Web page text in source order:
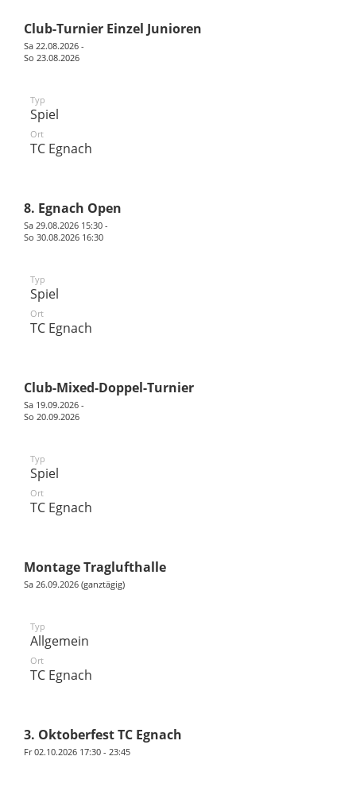
Club-Turnier Einzel Junioren
Sa 22.08.2026 -
So 23.08.2026
Typ
Spiel
Ort
TC Egnach
8. Egnach Open
Sa 29.08.2026 15:30 -
So 30.08.2026 16:30
Typ
Spiel
Ort
TC Egnach
Club-Mixed-Doppel-Turnier
Sa 19.09.2026 -
So 20.09.2026
Typ
Spiel
Ort
TC Egnach
Montage Traglufthalle
Sa 26.09.2026 (ganztägig)
Typ
Allgemein
Ort
TC Egnach
3. Oktoberfest TC Egnach
Fr 02.10.2026 17:30 - 23:45